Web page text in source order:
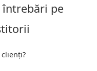
întrebări pe